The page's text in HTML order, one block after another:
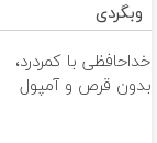
وبگردی
خداحافظی با کمردرد،
بدون قرص و آمپول